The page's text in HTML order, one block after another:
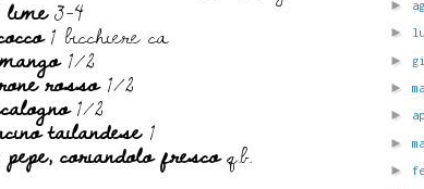
lime3-4
1 bicchiere ca
1/2
rosso1/2
1/2
tailandese1
coriandolo frescoq.b.
►
►
►
►
►
►
►